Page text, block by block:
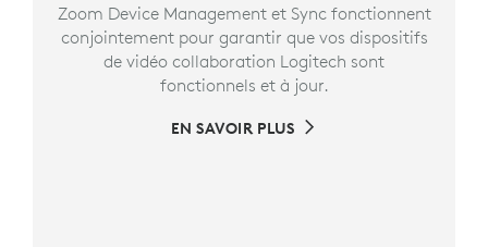
Zoom Device Management et Sync fonctionnent
conjointement pour garantir que vos dispositifs
de vidéo collaboration Logitech sont
fonctionnels et à jour.
EN SAVOIR PLUS